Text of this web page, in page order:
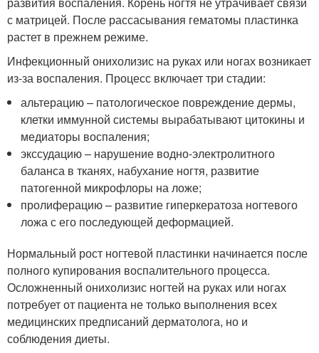
с матрицей. После рассасывания гематомы пластинка
растет в прежнем режиме.
Инфекционный онихолизис на руках или ногах возникает
из-за воспаления. Процесс включает три стадии:
альтерацию – патологическое повреждение дермы,
клетки иммунной системы вырабатывают цитокины и
медиаторы воспаления;
экссудацию – нарушение водно-электролитного
баланса в тканях, набухание ногтя, развитие
патогенной микрофлоры на ложе;
пролиферацию – развитие гиперкератоза ногтевого
ложа с его последующей деформацией.
Нормальный рост ногтевой пластинки начинается после
полного купирования воспалительного процесса.
Осложненный онихолизис ногтей на руках или ногах
потребует от пациента не только выполнения всех
медицинских предписаний дерматолога, но и
соблюдения диеты.